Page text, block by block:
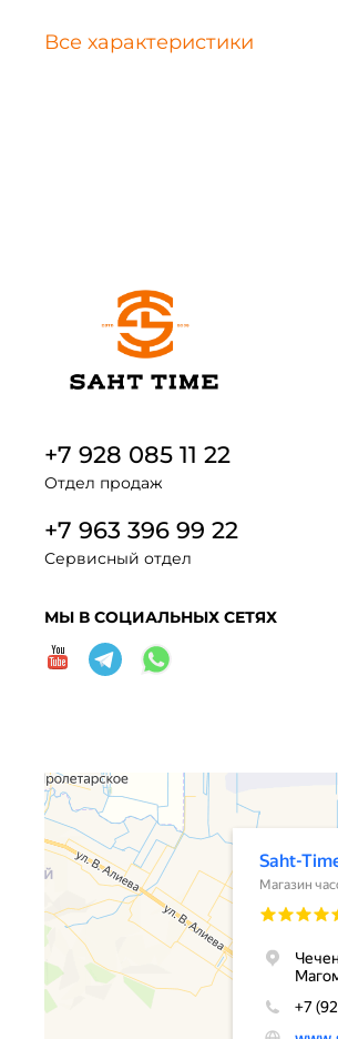
Все характеристики
+7 928 085 11 22
Отдел продаж
+7 963 396 99 22
Сервисный отдел
МЫ В СОЦИАЛЬНЫХ СЕТЯХ